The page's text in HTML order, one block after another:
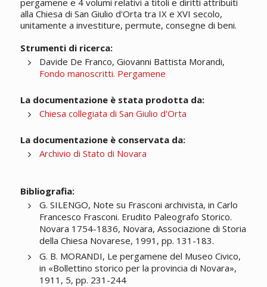
pergamene e 4 volumi relativi a titoli e diritti attribuiti
alla Chiesa di San Giulio d'Orta tra IX e XVI secolo,
unitamente a investiture, permute, consegne di beni.
Strumenti di ricerca:
Davide De Franco, Giovanni Battista Morandi,
Fondo manoscritti. Pergamene
La documentazione è stata prodotta da:
Chiesa collegiata di San Giulio d'Orta
La documentazione è conservata da:
Archivio di Stato di Novara
Bibliografia:
G. SILENGO, Note su Frasconi archivista, in Carlo
Francesco Frasconi. Erudito Paleografo Storico.
Novara 1754-1836, Novara, Associazione di Storia
della Chiesa Novarese, 1991, pp. 131-183.
G. B. MORANDI, Le pergamene del Museo Civico,
in «Bollettino storico per la provincia di Novara»,
1911, 5, pp. 231-244